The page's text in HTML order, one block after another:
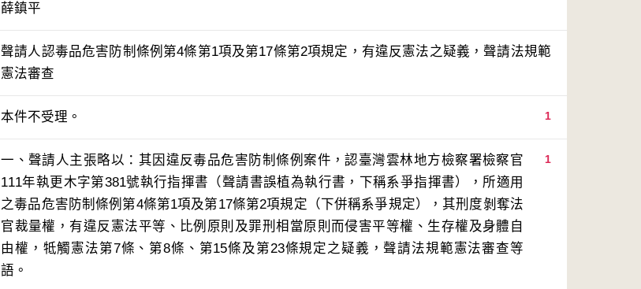
薛鎮平
聲請人認毒品危害防制條例第4條第1項及第17條第2項規定，有違反憲法之疑義，聲請法規範
憲法審查
1
本件不受理。
1
一、聲請人主張略以：其因違反毒品危害防制條例案件，認臺灣雲林地方檢察署檢察官
111年執更木字第381號執行指揮書（聲請書誤植為執行書，下稱系爭指揮書），所適用
之毒品危害防制條例第4條第1項及第17條第2項規定（下併稱系爭規定），其刑度剝奪法
官裁量權，有違反憲法平等、比例原則及罪刑相當原則而侵害平等權、生存權及身體自
由權，牴觸憲法第7條、第8條、第15條及第23條規定之疑義，聲請法規範憲法審查等